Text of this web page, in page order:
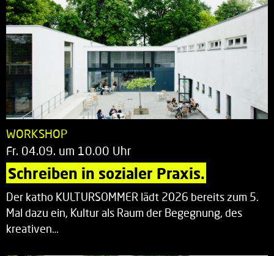
WORKSHOP
Fr. 04.09. um 10.00 Uhr
Schreiben in sozialer Praxis.
Der katho KULTURSOMMER lädt 2026 bereits zum 5.
Mal dazu ein, Kultur als Raum der Begegnung, des
kreativen…